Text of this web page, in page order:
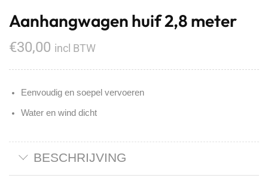
Aanhangwagen huif 2,8 meter
€30,00 incl BTW
Eenvoudig en soepel vervoeren
Water en wind dicht
BESCHRIJVING